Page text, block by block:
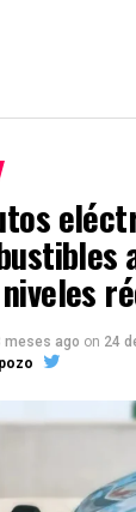
meses ago on 24